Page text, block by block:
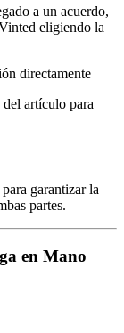
a un acuerdo,
eligiendo la
directamente
artículo para
garantizar la
partes.
en Mano